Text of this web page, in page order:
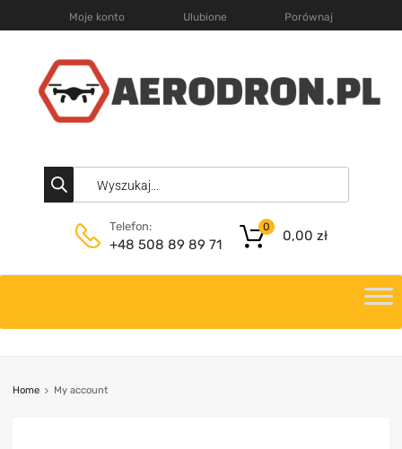
Moje konto Ulubione Porównaj
Telefon:
+48 508 89 89 71
0,00 zł
0
Home My account